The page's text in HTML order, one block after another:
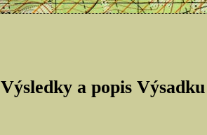
Výsledky a popis Výsadku